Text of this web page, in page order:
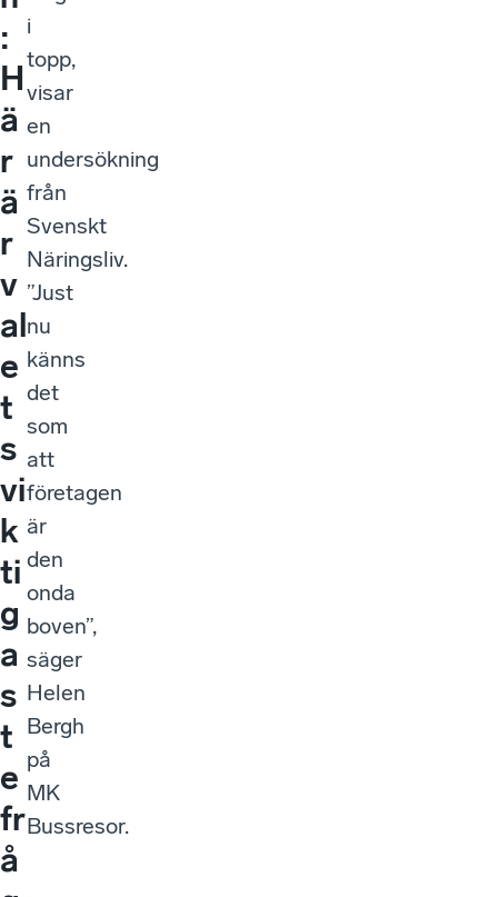
:
H
ä
r
ä
r
v
al
e
t
s
vi
k
ti
g
a
s
t
e
fr
å
i
topp,
visar
en
undersökning
från
Svenskt
Näringsliv.
”Just
nu
känns
det
som
att
företagen
är
den
onda
boven”,
säger
Helen
Bergh
på
MK
Bussresor.